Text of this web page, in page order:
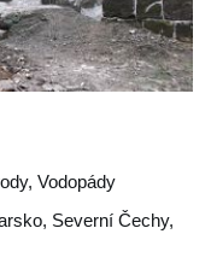
Vodopády
, Severní Čechy,